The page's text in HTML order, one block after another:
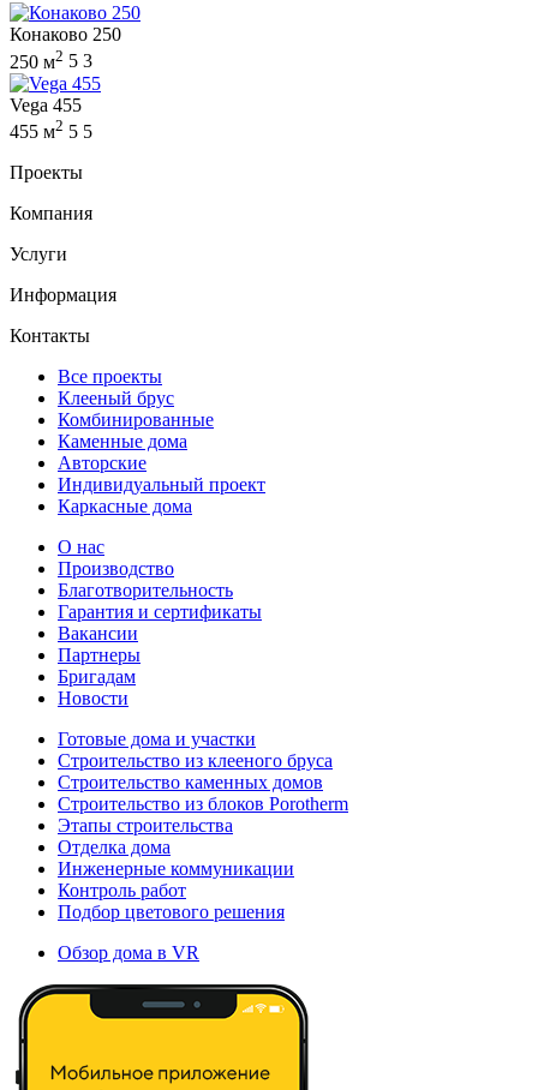
Конаково 250
250 м2 5 3
Vega 455
455 м2 5 5
Проекты
Компания
Услуги
Информация
Контакты
Все проекты
Клееный брус
Комбинированные
Каменные дома
Авторские
Индивидуальный проект
Каркасные дома
О нас
Производство
Благотворительность
Гарантия и сертификаты
Вакансии
Партнеры
Бригадам
Новости
Готовые дома и участки
Строительство из клееного бруса
Строительство каменных домов
Строительство из блоков Porotherm
Этапы строительства
Отделка дома
Инженерные коммуникации
Контроль работ
Подбор цветового решения
Обзор дома в VR